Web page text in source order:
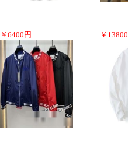
￥ 6400 円 ￥ 13800